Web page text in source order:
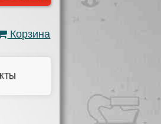
Корзина